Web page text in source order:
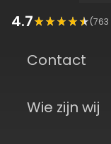
4.7 (763
Contact
Wie zijn wij